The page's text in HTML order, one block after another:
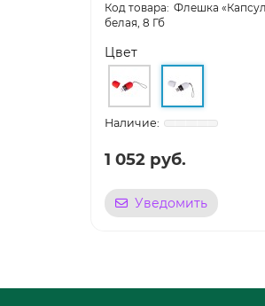
Флешка
белая, 8 Гб
Цвет
1 052 руб.
Уведомить